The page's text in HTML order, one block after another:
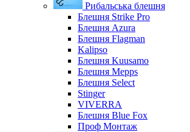
Рибальська блешня
Блешня Strike Pro
Блешня Azura
Блешня Flagman
Kalipso
Блешня Kuusamo
Блешня Mepps
Блешня Select
Stinger
VIVERRA
Блешня Blue Fox
Проф Монтаж